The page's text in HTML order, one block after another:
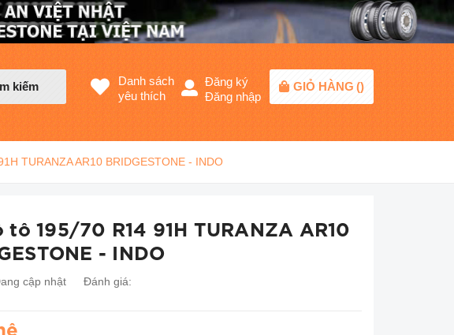
kiếm
Danh sách
yêu thích
Đăng ký
Đăng nhập
GIỎ HÀNG ()
TURANZA AR10 BRIDGESTONE - INDO
tô 195/70 R14 91H TURANZA AR10
- INDO
cập nhật Đánh giá: